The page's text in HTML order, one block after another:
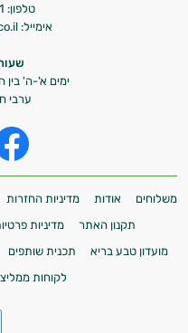
טלפון:
אימייל: info@tevabari.co.il
ימים א'-ה' בין השעות
ערבי
משלוחים אודות מדיניות החזרות
תקנון האתר
מדיניות
מועדון טבע בריא
תכנית שותפים
לקוחות